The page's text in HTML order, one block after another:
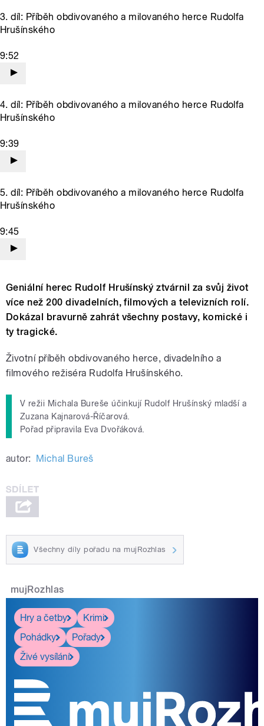
3. díl: Příběh obdivovaného a milovaného herce Rudolfa
Hrušínského
9:52
4. díl: Příběh obdivovaného a milovaného herce Rudolfa
Hrušínského
9:39
5. díl: Příběh obdivovaného a milovaného herce Rudolfa
Hrušínského
9:45
Geniální herec Rudolf Hrušínský ztvárnil za svůj život
více než 200 divadelních, filmových a televizních rolí.
Dokázal bravurně zahrát všechny postavy, komické i
ty tragické.
Životní příběh obdivovaného herce, divadelního a
filmového režiséra Rudolfa Hrušínského.
V režii Michala Bureše účinkují Rudolf Hrušínský mladší a
Zuzana Kajnarová-Říčarová.
Pořad připravila Eva Dvořáková.
autor: Michal Bureš
Všechny díly pořadu na mujRozhlas
mujRozhlas
Hry a četby
Krimi
Pohádky
Pořady
Živé vysílání